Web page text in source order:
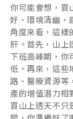
你可能會想，買
好、環境清幽，
角度來看，這樣
肝。首先，山上
下班高峰期，你
低。再來，這些
路、醫療資源等
產的增值潛力相
買山上透天不